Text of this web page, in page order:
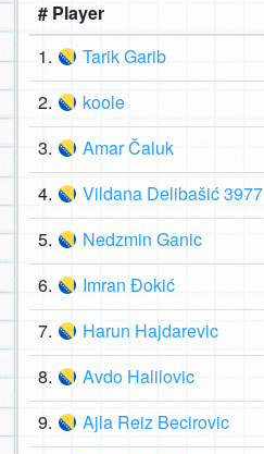
# Player
1.
Tarik Garib
2. koole
3. Amar Čaluk
4. Vildana Delibašić 3977
5. Nedzmin Ganic
6. Imran Đokić
7. Harun Hajdarevic
8. Avdo Halilovic
9. Ajla Reiz Becirovic